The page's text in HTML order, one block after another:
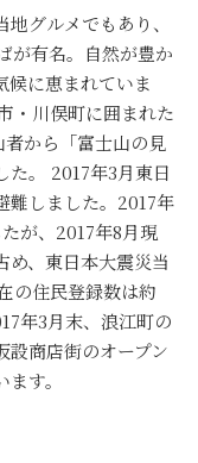
グルメでもあり、
が有名。自然が豊か
候に恵まれていま
・川俣町に囲まれた
から「富士山の見
た。 2017年3月東日
難しました。2017年
が、2017年8月現
め、東日本大震災当
の住民登録数は約
年3月末、浪江町の
設商店街のオープン
す。